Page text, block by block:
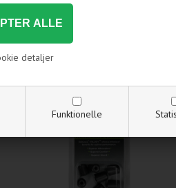
Funktionelle
detaljer
Send os en mail på:
også